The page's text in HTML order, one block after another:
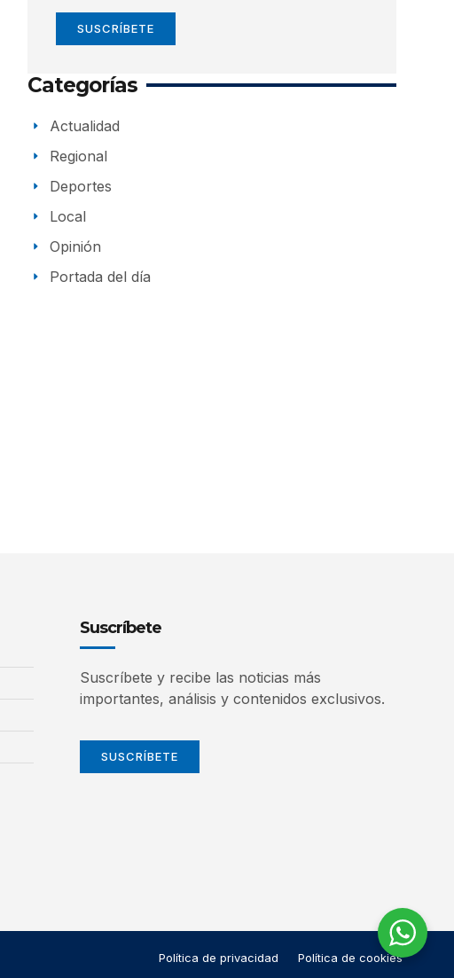
SUSCRÍBETE
Categorías
Actualidad
Regional
Deportes
Local
Opinión
Portada del día
Suscríbete
Suscríbete y recibe las noticias más
importantes, análisis y contenidos exclusivos.
SUSCRÍBETE
Política de privacidad Política de cookies